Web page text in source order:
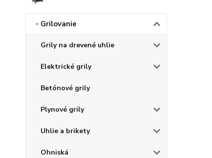
- Grilovanie
Grily na drevené uhlie
Elektrické grily
Betónové grily
Plynové grily
Uhlie a brikety
Ohniská